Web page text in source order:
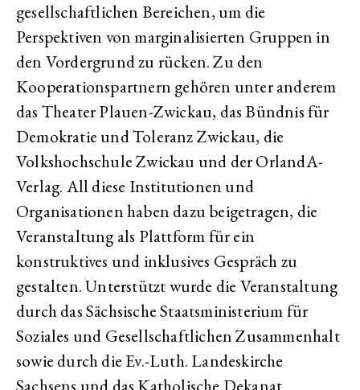
gesellschaftlichen Bereichen, um die
Perspektiven von marginalisierten Gruppen in
den Vordergrund zu rücken. Zu den
Kooperationspartnern gehören unter anderem
das Theater Plauen-Zwickau, das Bündnis für
Demokratie und Toleranz Zwickau, die
Volkshochschule Zwickau und der OrlandA-
Verlag. All diese Institutionen und
Organisationen haben dazu beigetragen, die
Veranstaltung als Plattform für ein
konstruktives und inklusives Gespräch zu
gestalten. Unterstützt wurde die Veranstaltung
durch das Sächsische Staatsministerium für
Soziales und Gesellschaftlichen Zusammenhalt
sowie durch die Ev.-Luth. Landeskirche
Sachsens und das Katholische Dekanat